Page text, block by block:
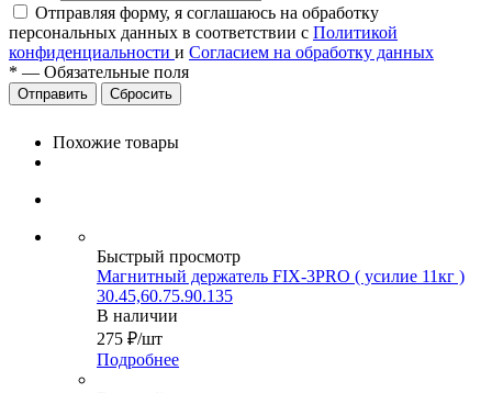
Отправляя форму, я соглашаюсь на обработку
персональных данных в соответствии с Политикой
конфиденциальности и Согласием на обработку данных
* — Обязательные поля
Сбросить
Похожие товары
Быстрый просмотр
Магнитный держатель FIX-3PRO ( усилие 11кг )
30.45,60.75.90.135
В наличии
275 ₽/шт
Подробнее